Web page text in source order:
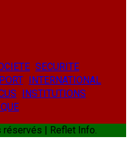
SECURITE
INTERNATIONAL
INSTITUTIONS
| Reflet Info.